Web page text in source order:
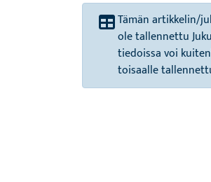
Tämän artikkelin/
ole tallennettu
tiedoissa voi
toisaalle